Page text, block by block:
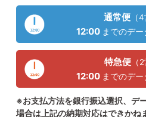
通常便 （
12:00 までのデ
特急便（2
12:00 までのデ
※お支払方法を銀行振込選択、デ
場合は上記の納期対応はできかね